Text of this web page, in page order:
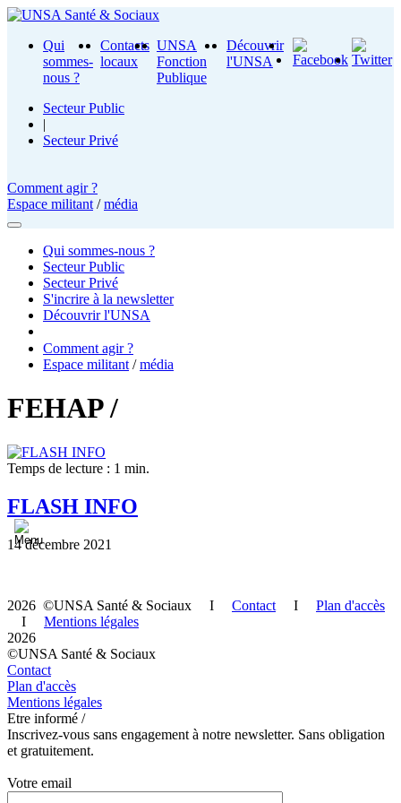
Qui
sommes-
nous ?
Contacts
locaux
UNSA
Fonction
Publique
Découvrir
l'UNSA
Secteur Public
|
Secteur Privé
Comment agir ?
Espace militant /média
Qui sommes-nous ?
Secteur Public
Secteur Privé
S'incrire à la newsletter
Découvrir l'UNSA
Comment agir ?
Espace militant /média
FEHAP /
Temps de lecture : 1 min.
FLASH INFO
14 décembre 2021
2026 ©UNSA Santé & Sociaux I Contact I Plan d'accès
I Mentions légales
2026
©UNSA Santé & Sociaux
Contact
Plan d'accès
Mentions légales
Etre informé /
Inscrivez-vous sans engagement à notre newsletter. Sans obligation
et gratuitement.
Votre email